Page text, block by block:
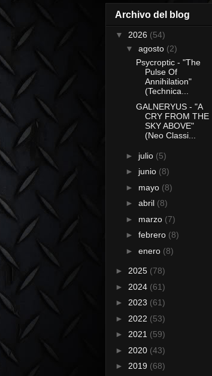
Archivo del blog
▼ 2026 (54)
▼ agosto (2)
Psycroptic - "The
Pulse Of
Annihilation"
(Technica...
GALNERYUS - "A
CRY FROM THE
SKY ABOVE"
(Neo Classi...
► julio (5)
► junio (8)
► mayo (8)
► abril (8)
► marzo (7)
► febrero (8)
► enero (8)
► 2025 (78)
► 2024 (61)
► 2023 (61)
► 2022 (53)
► 2021 (59)
► 2020 (43)
► 2019 (68)